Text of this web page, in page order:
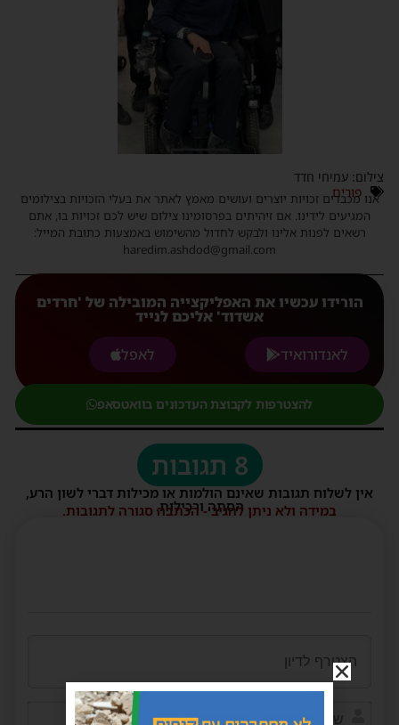
צילום: עמיחי חדד
פורים
אנו מכבדים זכויות יוצרים ועושים מאמץ לאתר את בעלי הזכויות בצילומים
המגיעים לידינו. אם זיהיתים בפרסומינו צילום שיש לכם זכויות בו, אתם
רשאים לפנות אלינו ולבקש לחדול מהשימוש באמצעות כתובת המייל:
haredim.ashdod@gmail.com
הורידו עכשיו את האפליקצייה המובילה של 'חרדים
אשדוד' אליכם לנייד
לאנדורואיד
לאפל
להצטרפות לקבוצת העדכונים בוואטסאפ
8 תגובות
אין לשלוח תגובות שאינם הולמות או מכילות דברי לשון הרע,
הסתה ורכילות.
במידה ולא ניתן להגיב - הכתבה סגורה לתגובות.